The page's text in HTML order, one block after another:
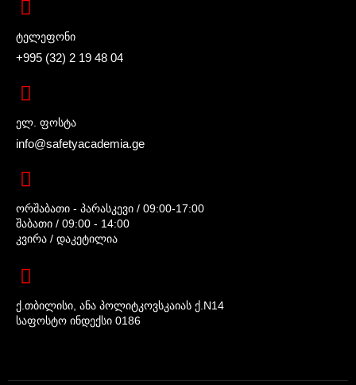
ტელეფონი
+995 (32) 2 19 48 04
ელ. ფოსტა
info@safetyacademia.ge
ორშაბათი - პარასკევი / 09:00-17:00
შაბათი / 09:00 - 14:00
კვირა / დაკეტილია
ქ.თბილისი, ანა პოლიტკოვსკაიას ქ.N14
საფოსტო ინდექსი 0186